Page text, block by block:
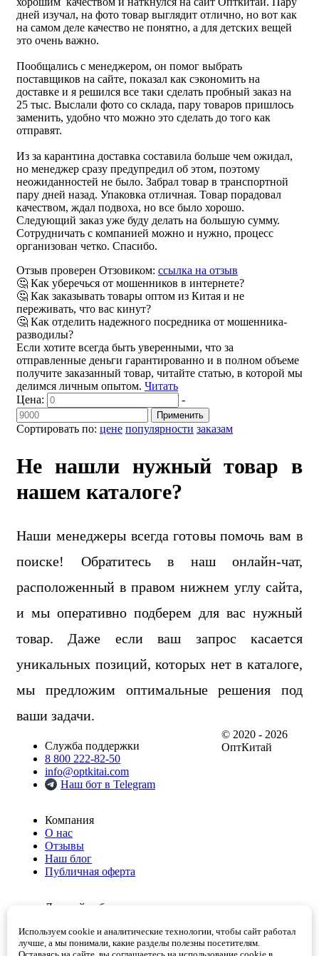
дней изучал, на фото товар выглядит отлично, но вот как
на самом деле качество не понятно, а для детских вещей
это очень важно.
Пообщались с менеджером, он помог выбрать
поставщиков на сайте, показал как сэкономить на
доставке и я решился все таки сделать пробный заказ на
25 тыс. Выслали фото со склада, пару товаров пришлось
заменить, удобно что можно это сделать до того как
отправят.
Из за карантина доставка составила больше чем ожидал,
но менеджер сразу предупредил об этом, поэтому
неожиданностей не было. Забрал товар в транспортной
пару дней назад. Упаковка отличная. Товар порадовал
качеством, ждал подвоха, но все было хорошо.
Следующий заказ уже буду делать на большую сумму.
Сотрудничать с компанией можно и нужно, процесс
организован четко. Спасибо.
Отзыв проверен Отзовиком: ссылка на отзыв
🤔 Как уберечься от мошенников в интернете?
🤔 Как заказывать товары оптом из Китая и не
переживать, что вас кинут?
🤔 Как отделить надежного посредника от мошенника-
разводилы?
Если хотите всегда быть уверенными, что за
отправленные деньги гарантированно и в полном объеме
получите заказанный товар, читайте статью, в которой мы
делимся личным опытом. Читать
Сортировать по: цене популярности заказам
Цена: -
Применить
Не нашли нужный товар в
нашем каталоге?
Наши менеджеры всегда готовы помочь вам в
поиске! Обратитесь в наш онлайн-чат,
расположенный в правом нижнем углу сайта,
и мы оперативно подберем для вас нужный
товар. Даже если ваш запрос касается
уникальных позиций, которых нет в каталоге,
мы предложим оптимальные решения под
ваши задачи.
Служба поддержки
8 800 222-82-50
info@optkitai.com
Наш бот в Telegram
Компания
О нас
Отзывы
Наш блог
Публичная оферта
Личный кабинет
Избранное
Корзина
© 2020 - 2026
ОптКитай
Используем cookie и аналитические технологии, чтобы сайт работал
лучше, а мы понимали, какие разделы полезны посетителям.